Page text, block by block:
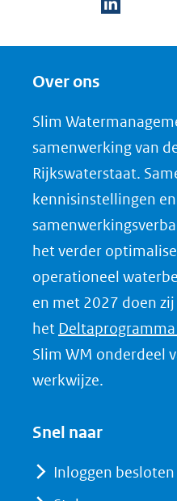
n
o
p
L
i
n
k
e
d
I
venster)
Over ons
Slim
samenwerking van
Rijkswaterstaat.
kennisinstellingen en
het verder
operationeel
en met 2027 doen
het
Slim WM onderdeel
werkwijze.
Snel naar
Inloggen